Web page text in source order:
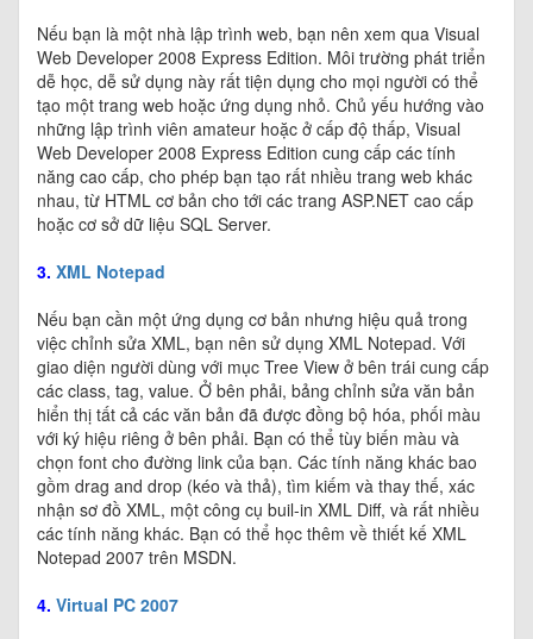
Nếu bạn là một nhà lập trình web, bạn nên xem qua Visual
Web Developer 2008 Express Edition. Môi trường phát triển
dễ học, dễ sử dụng này rất tiện dụng cho mọi người có thể
tạo một trang web hoặc ứng dụng nhỏ. Chủ yếu hướng vào
những lập trình viên amateur hoặc ở cấp độ thấp, Visual
Web Developer 2008 Express Edition cung cấp các tính
năng cao cấp, cho phép bạn tạo rất nhiều trang web khác
nhau, từ HTML cơ bản cho tới các trang ASP.NET cao cấp
hoặc cơ sở dữ liệu SQL Server.
3. XML Notepad
Nếu bạn cần một ứng dụng cơ bản nhưng hiệu quả trong
việc chỉnh sửa XML, bạn nên sử dụng XML Notepad. Với
giao diện người dùng với mục Tree View ở bên trái cung cấp
các class, tag, value. Ở bên phải, bảng chỉnh sửa văn bản
hiển thị tất cả các văn bản đã được đồng bộ hóa, phối màu
với ký hiệu riêng ở bên phải. Bạn có thể tùy biến màu và
chọn font cho đường link của bạn. Các tính năng khác bao
gồm drag and drop (kéo và thả), tìm kiếm và thay thế, xác
nhận sơ đồ XML, một công cụ buil-in XML Diff, và rất nhiều
các tính năng khác. Bạn có thể học thêm về thiết kế XML
Notepad 2007 trên MSDN.
4. Virtual PC 2007